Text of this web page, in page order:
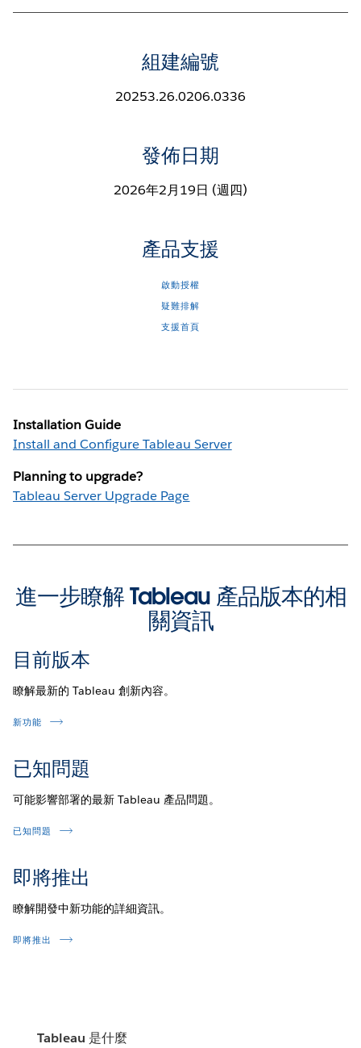
組建編號
20253.26.0206.0336
發佈日期
2026年2月19日 (週四)
產品支援
啟動授權
疑難排解
支援首頁
Installation Guide
Install and Configure Tableau Server
Planning to upgrade?
Tableau Server Upgrade Page
進一步瞭解 Tableau 產品版本的相
關資訊
目前版本
瞭解最新的 Tableau 創新內容。
新功能
已知問題
可能影響部署的最新 Tableau 產品問題。
已知問題
即將推出
瞭解開發中新功能的詳細資訊。
即將推出
Tableau 是什麼